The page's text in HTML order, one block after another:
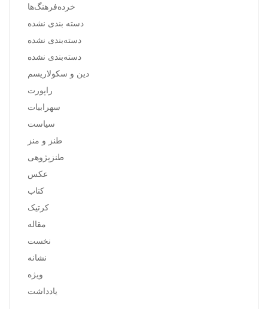
خرده‌فرهنگ‌ها
دسته بندی نشده
دسته‌بندی نشده
دسته‌بندی نشده
دین و سکولاریسم
راپورت
سهرابیات
سیاست
طنز و منز
طنزپژوهی
عکس
کتاب
کرتیک
مقاله
نخست
نشانه
ویژه
یادداشت